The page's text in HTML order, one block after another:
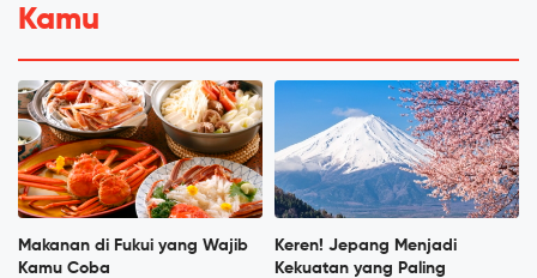
Kamu
Makanan di Fukui yang Wajib
Kamu Coba
Keren! Jepang Menjadi
Kekuatan yang Paling